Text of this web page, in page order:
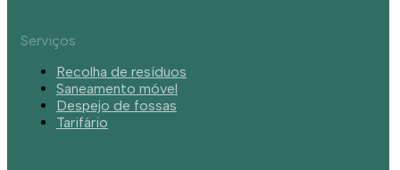
Serviços
Recolha de resíduos
Saneamento móvel
Despejo de fossas
Tarifário